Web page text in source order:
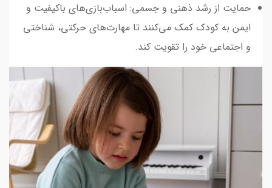
حمایت از رشد ذهنی و جسمی: اسباب‌بازی‌های باکیفیت و
ایمن به کودک کمک می‌کنند تا مهارت‌های حرکتی، شناختی
و اجتماعی خود را تقویت کند.